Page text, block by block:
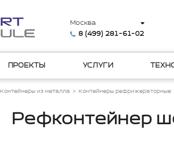
Москва
8 (499) 281-61-02
ПРОЕКТЫ УСЛУГИ
Контейнеры из металла Контейнеры рефрижераторные
Рефконтейнер